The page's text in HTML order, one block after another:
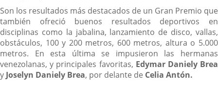
Son los resultados más destacados de un Gran Premio que
también ofreció buenos resultados deportivos en
disciplinas como la jabalina, lanzamiento de disco, vallas,
obstáculos, 100 y 200 metros, 600 metros, altura o 5.000
metros. En esta última se impusieron las hermanas
venezolanas, y principales favoritas, Edymar Daniely Brea
y Joselyn Daniely Brea, por delante de Celia Antón.